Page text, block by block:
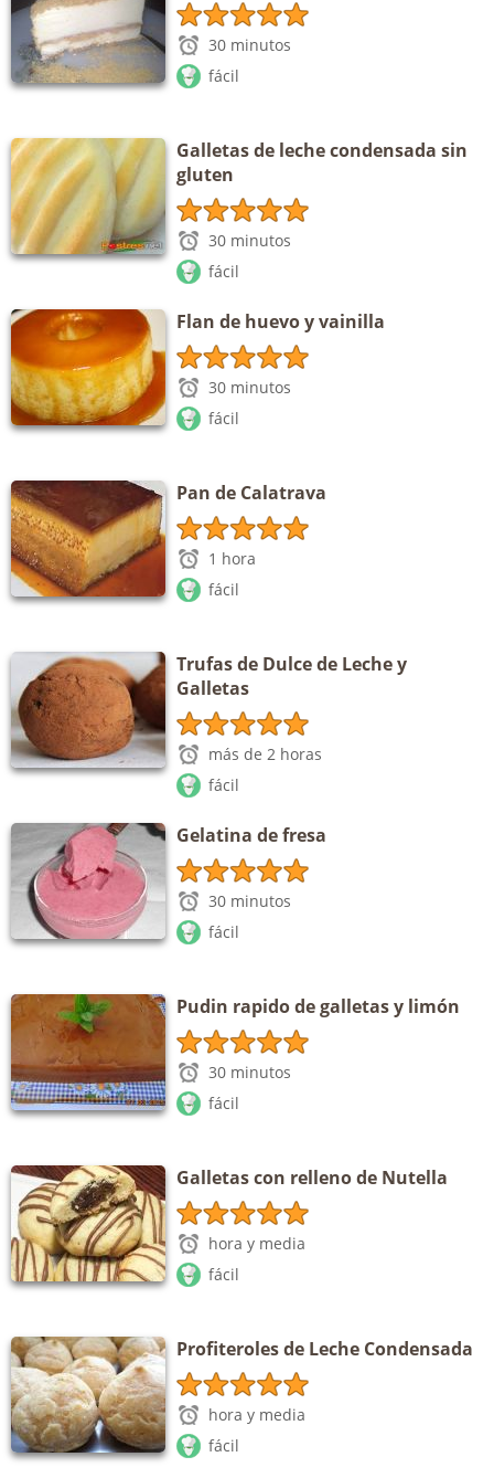
30 minutos
fácil
Galletas de leche condensada sin
gluten
30 minutos
fácil
Flan de huevo y vainilla
30 minutos
fácil
Pan de Calatrava
1 hora
fácil
Trufas de Dulce de Leche y
Galletas
más de 2 horas
fácil
Gelatina de fresa
30 minutos
fácil
Pudin rapido de galletas y limón
30 minutos
fácil
Galletas con relleno de Nutella
hora y media
fácil
Profiteroles de Leche Condensada
hora y media
fácil